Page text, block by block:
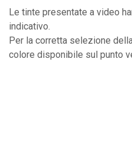
Le tinte presentate a video
indicativo.
Per la corretta selezione
colore disponibile sul punto